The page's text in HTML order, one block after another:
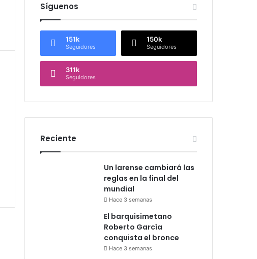
Síguenos
151k
Seguidores
150k
Seguidores
311k
Seguidores
Reciente
Un larense cambiará las
reglas en la final del
mundial
Hace 3 semanas
El barquisimetano
Roberto García
conquista el bronce
Hace 3 semanas